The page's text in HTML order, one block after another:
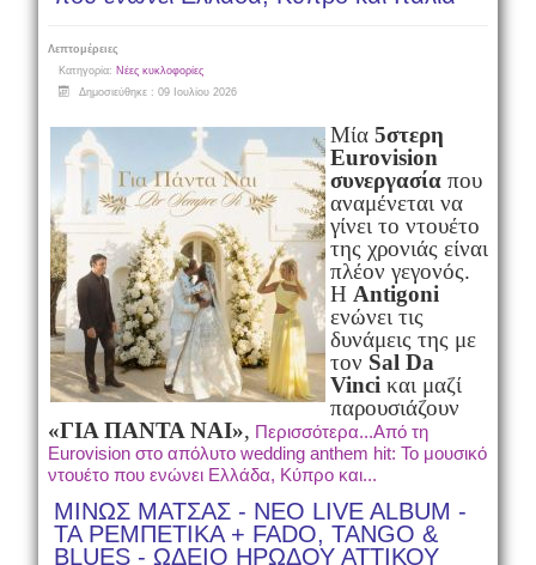
Λεπτομέρειες
Κατηγορία: Νέες κυκλοφορίες
Δημοσιεύθηκε : 09 Ιουλίου 2026
Μία 5στερη
Eurovision
συνεργασίαπου
αναμένεται να
γίνει το ντουέτο
της χρονιάς είναι
πλέον γεγονός.
Η Antigoni
ενώνει τις
δυνάμεις της με
τον Sal Da
Vinci και μαζί
παρουσιάζουν
«ΓΙΑ ΠΑΝΤΑ ΝΑΙ», Περισσότερα...Από τη
Eurovision στο απόλυτο wedding anthem hit: Το μουσικό
ντουέτο που ενώνει Ελλάδα, Κύπρο και...
ΜΙΝΩΣ ΜΑΤΣΑΣ - NEO LIVE ALBUM -
ΤΑ ΡΕΜΠΕΤΙΚΑ + FADO, TANGO &
BLUES - ΩΔΕΙΟ ΗΡΩΔΟΥ ΑΤΤΙΚΟΥ